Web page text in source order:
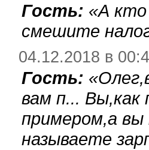
Гость: «А кто
смешите
04.12.2018 в
Гость: «
вам п... Вы,как
примером,а вы
называете